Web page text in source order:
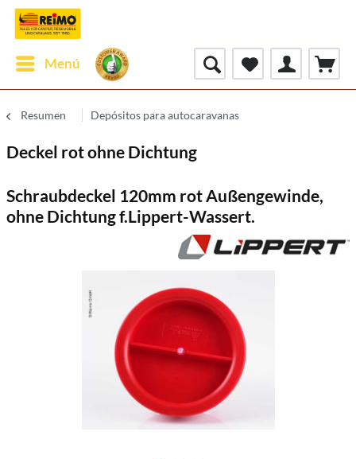
Menú
Resumen Depósitos para autocaravanas
Deckel rot ohne Dichtung
Schraubdeckel 120mm rot Außengewinde,
ohne Dichtung f.Lippert-Wassert.